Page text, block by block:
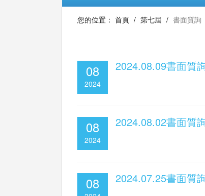
您的位置： 首頁 / 第七屆 / 書面質詢
08
2024
2024.08.09書面質
08
2024
2024.08.02書面質
08 2024.07.25書面質